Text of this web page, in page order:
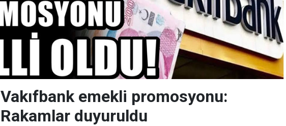
Vakıfbank emekli promosyonu:
Rakamlar duyuruldu